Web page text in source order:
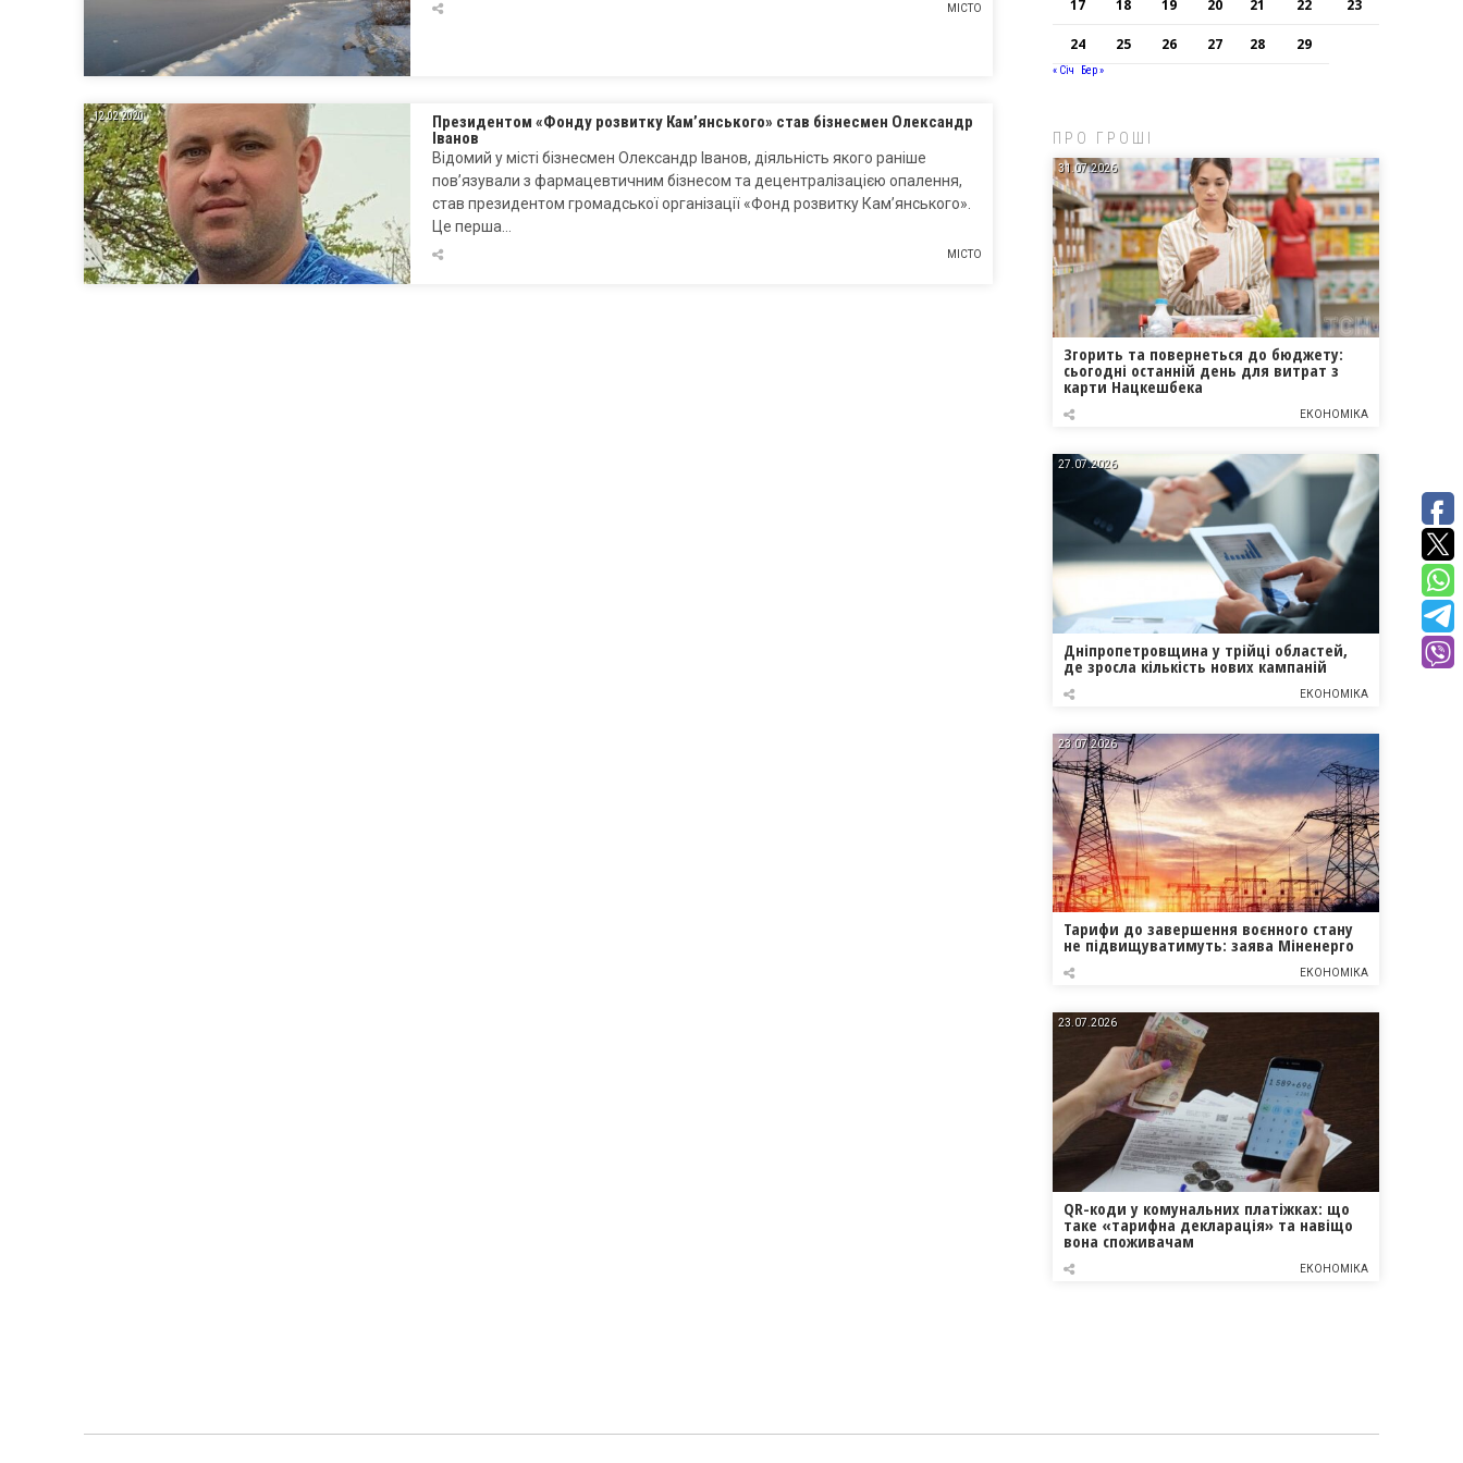
МІСТО
12.02.2020
Президентом «Фонду розвитку Кам’янського» став бізнесмен Олександр
Іванов
Відомий у місті бізнесмен Олександр Іванов, діяльність якого раніше
пов’язували з фармацевтичним бізнесом та децентралізацією опалення,
став президентом громадської організації «Фонд розвитку Кам’янського».
Це перша…
МІСТО
17 18 19 20 21 22 23
24 25 26 27 28 29
« Січ Бер »
ПРО ГРОШІ
31.07.2026
Згорить та повернеться до бюджету:
сьогодні останній день для витрат з
карти Нацкешбека
ЕКОНОМІКА
27.07.2026
Дніпропетровщина у трійці областей,
де зросла кількість нових кампаній
ЕКОНОМІКА
23.07.2026
Тарифи до завершення воєнного стану
не підвищуватимуть: заява Міненерго
ЕКОНОМІКА
23.07.2026
QR-коди у комунальних платіжках: що
таке «тарифна декларація» та навіщо
вона споживачам
ЕКОНОМІКА